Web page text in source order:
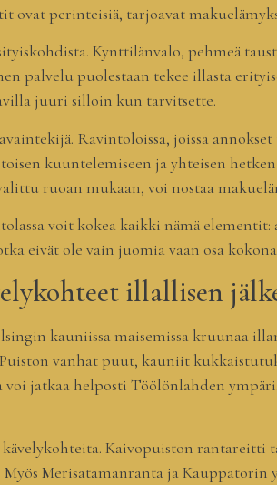
ovat perinteisiä, tarjoavat
Kynttilänvalo, pehmeä
palvelu puolestaan tekee illasta
juuri silloin kun tarvitsette.
Ravintoloissa, joissa
kuuntelemiseen ja yhteisen
ruoan mukaan, voi nostaa
voit kokea kaikki nämä
eivät ole vain juomia vaan osa
illallisen
kauniissa maisemissa kruunaa
Puiston vanhat puut, kauniit
voi jatkaa helposti Töölönlahden
Kaivopuiston rantareitti
Merisatamanranta ja